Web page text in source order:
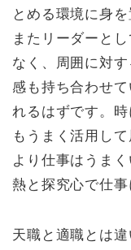
とめる環境に身
またリーダーと
なく、周囲に対
感も持ち合わせ
れるはずです。
もうまく活用し
より仕事はうま
熱と探究心で仕事
天職と適職とは